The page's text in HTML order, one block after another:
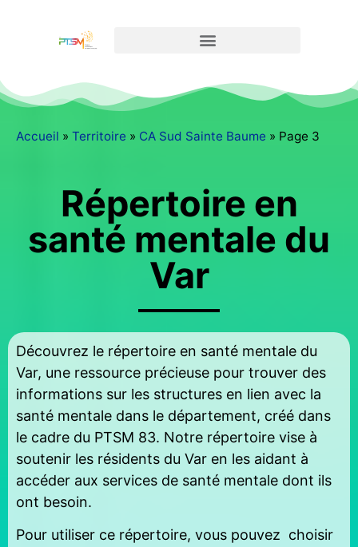
Accueil » Territoire » CA Sud Sainte Baume » Page 3
Répertoire en
santé mentale du
Var
Découvrez le répertoire en santé mentale du
Var, une ressource précieuse pour trouver des
informations sur les structures en lien avec la
santé mentale dans le département, créé dans
le cadre du PTSM 83. Notre répertoire vise à
soutenir les résidents du Var en les aidant à
accéder aux services de santé mentale dont ils
ont besoin.
Pour utiliser ce répertoire, vous pouvez choisir